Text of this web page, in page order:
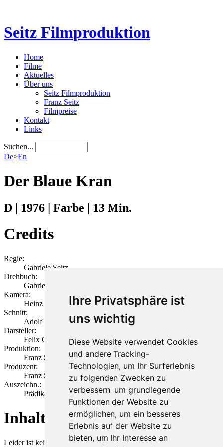
Ihre Privatsphäre ist
uns wichtig
Diese Website verwendet Cookies
und andere Tracking-
Technologien, um Ihr Surferlebnis
zu folgenden Zwecken zu
verbessern: um grundlegende
Funktionen der Website zu
ermöglichen, um ein besseres
Erlebnis auf der Website zu
bieten, um Ihr Interesse an
Seitz Filmproduktion
Home
Filme
Aktuelles
Über uns
Seitz Filmproduktion
Franz Seitz
Filmpreise
Kontakt
Links
Suchen...
De>En
Der Blaue Kran
D | 1976 | Farbe | 13 Min.
Credits
Regie:
Gabriele Seitz
Drehbuch:
Gabriele Seitz
Kamera:
Heinz Schnackertz
Schnitt:
Adolf SChyssleder
Darsteller:
Felix Caspari und sein Sohn
Produktion:
Franz Seitz Filmproduktion (München)
Produzent:
Franz Seitz
Auszeichn.:
Prädikat: Wertvoll
Inhalt
Leider ist keine Beschreibung verfügbar.